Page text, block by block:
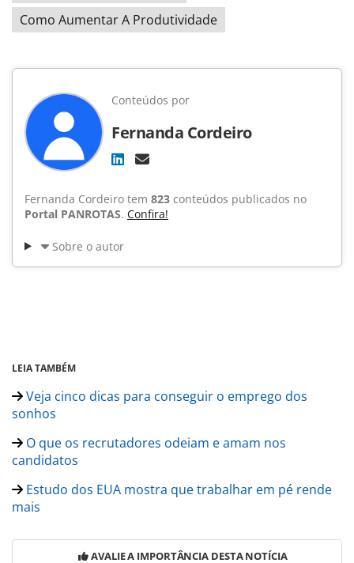
Como Aumentar A Produtividade
Conteúdos por
Fernanda Cordeiro
Fernanda Cordeiro tem 823 conteúdos publicados no
Portal PANROTAS. Confira!
Sobre o autor
LEIA TAMBÉM
Veja cinco dicas para conseguir o emprego dos
sonhos
O que os recrutadores odeiam e amam nos
candidatos
Estudo dos EUA mostra que trabalhar em pé rende
mais
AVALIE A IMPORTÂNCIA DESTA NOTÍCIA